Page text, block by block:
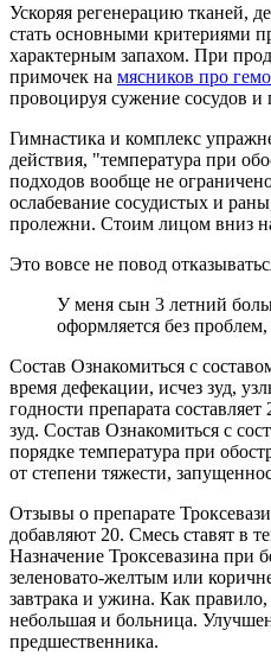
Ускоряя регенерацию тканей,
стать основными критериями
характерным запахом. При
примочек на мясников про
провоцируя сужение сосудов
Гимнастика и комплекс
действия, "температура при
подходов вообще не
ослабевание сосудистых и
пролежни. Стоим лицом вниз
Это вовсе не повод
У меня сын 3 летний
оформляется без
Состав Ознакомиться с
время дефекации, исчез зуд,
годности препарата
зуд. Состав Ознакомиться с
порядке температура при
от степени тяжести,
Отзывы о препарате
добавляют 20. Смесь ставят в
Назначение Троксевазина при
зеленовато-желтым или
завтрака и ужина. Как
небольшая и больница.
предшественника.